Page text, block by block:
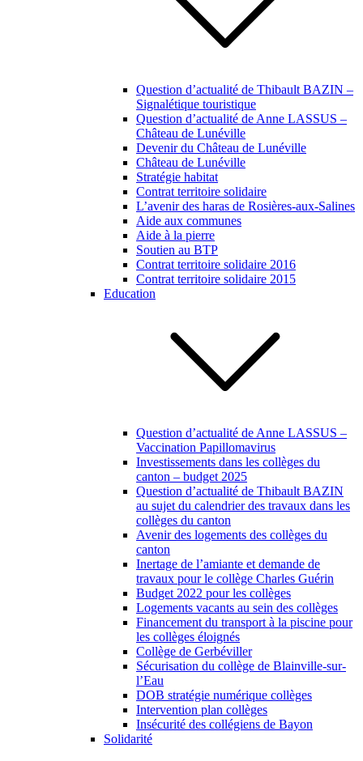
Question d’actualité de Thibault BAZIN –
Signalétique touristique
Question d’actualité de Anne LASSUS –
Château de Lunéville
Devenir du Château de Lunéville
Château de Lunéville
Stratégie habitat
Contrat territoire solidaire
L’avenir des haras de Rosières-aux-Salines
Aide aux communes
Aide à la pierre
Soutien au BTP
Contrat territoire solidaire 2016
Contrat territoire solidaire 2015
Education
Question d’actualité de Anne LASSUS –
Vaccination Papillomavirus
Investissements dans les collèges du
canton – budget 2025
Question d’actualité de Thibault BAZIN
au sujet du calendrier des travaux dans les
collèges du canton
Avenir des logements des collèges du
canton
Inertage de l’amiante et demande de
travaux pour le collège Charles Guérin
Budget 2022 pour les collèges
Logements vacants au sein des collèges
Financement du transport à la piscine pour
les collèges éloignés
Collège de Gerbéviller
Sécurisation du collège de Blainville-sur-
l’Eau
DOB stratégie numérique collèges
Intervention plan collèges
Insécurité des collégiens de Bayon
Solidarité